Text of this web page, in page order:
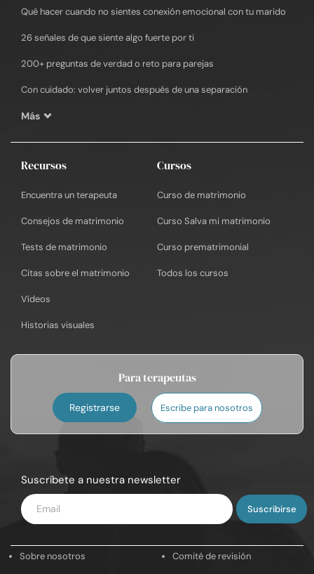
Qué hacer cuando no sientes conexión emocional con tu marido
26 señales de que siente algo fuerte por ti
200+ preguntas de verdad o reto para parejas
Con cuidado: volver juntos después de una separación
Más
Recursos
Encuentra un terapeuta
Consejos de matrimonio
Tests de matrimonio
Citas sobre el matrimonio
Vídeos
Historias visuales
Cursos
Curso de matrimonio
Curso Salva mi matrimonio
Curso prematrimonial
Todos los cursos
Para terapeutas
Registrarse Escribe para nosotros
Suscríbete a nuestra newsletter
Introduce
tu
Sobre nosotros Comité de revisión